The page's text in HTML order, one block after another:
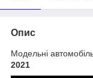
Опис
Модельні
2021